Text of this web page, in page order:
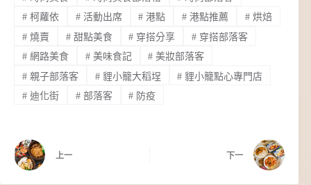
#柯蘿依 #活動出席 # 港點 # 港點推薦 # 烘焙
#燒賣 #甜點美食 # 穿搭分享 # 穿搭部落客
#網路美食 #美味食記 # 美妝部落客
#親子部落客 #貍小籠大稻埕 # 貍小籠點心專門店
#迪化街 #部落客 # 防疫
上一 下一